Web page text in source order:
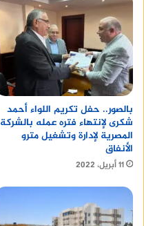
بالصور.. حفل تكريم اللواء أحمد
شكرى لإنتهاء فتره عمله بالشركة
المصرية لإدارة وتشغيل مترو
الأنفاق
11 أبريل، 2022